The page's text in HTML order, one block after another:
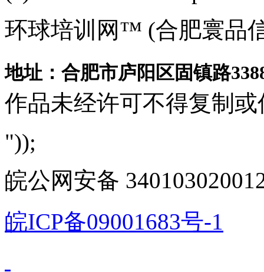
环球培训网™ (合肥寰品
地址：合肥市庐阳区固镇路
作品未经许可不得复制或
"));
皖公网安备
皖ICP备09001683号-1